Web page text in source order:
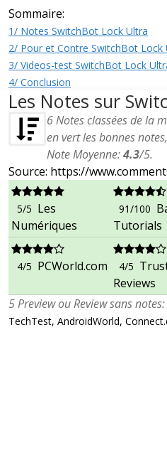
Sommaire:
1/ Notes SwitchBot Lock Ultra
2/ Pour et Contre SwitchBot Lock
3/ Videos-test SwitchBot Lock
4/ Conclusion
Les Notes sur
6Notes classées de la
en vert les bonnes
Note Moyenne:4.3/5.
Source: https://
5/5 Les
Numériques
91/100
Tutorials
4/5 PCWorld.com 4/5
Reviews
5 Preview ou Review sans notes:
TechTest, AndroidWorld,